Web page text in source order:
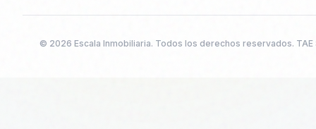
© 2026 Escala Inmobiliaria. Todos los derechos reservados. TAE